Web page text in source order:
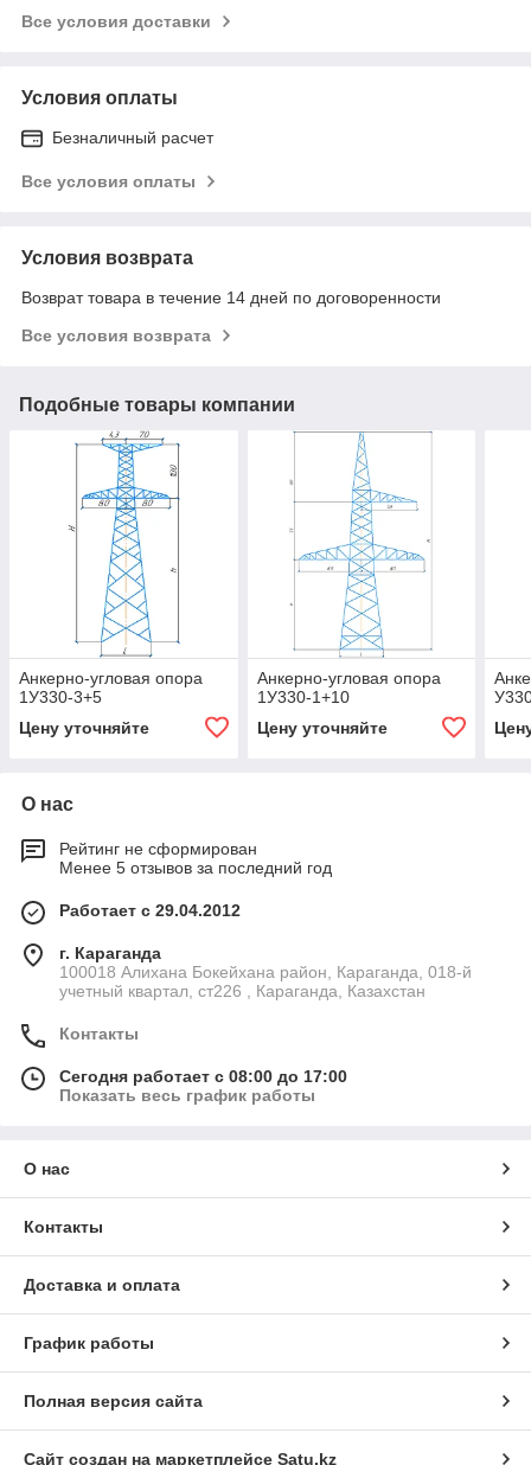
Все условия доставки
Условия оплаты
Безналичный расчет
Все условия оплаты
Условия возврата
Возврат товара в течение 14 дней по договоренности
Все условия возврата
Подобные товары компании
Анкерно-угловая опора
1У330-3+5
Цену уточняйте
Анкерно-угловая опора
1У330-1+10
Цену уточняйте
О нас
Рейтинг не сформирован
Менее 5 отзывов за последний год
Работает с 29.04.2012
г. Караганда
100018 Алихана Бокейхана район, Караганда, 018-й
учетный квартал, ст226 , Караганда, Казахстан
Контакты
Сегодня работает с 08:00 до 17:00
Показать весь график работы
О нас
Контакты
Доставка и оплата
График работы
Полная версия сайта
Сайт создан на маркетплейсе Satu.kz